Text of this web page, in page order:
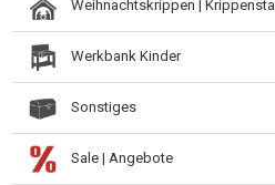
Weihnachtskrippen | Krippenstall
Werkbank Kinder
Sonstiges
Sale | Angebote